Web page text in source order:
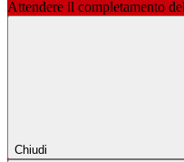
Attendere il completamento
Chiudi